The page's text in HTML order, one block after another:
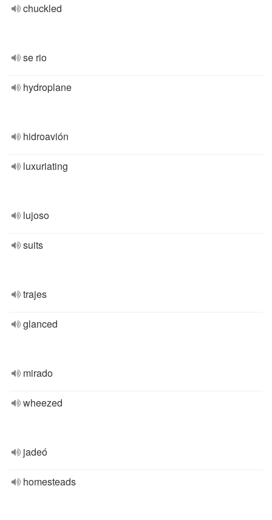
chuckled
se rio
hydroplane
hidroavión
luxuriating
lujoso
suits
trajes
glanced
mirado
wheezed
jadeó
homesteads